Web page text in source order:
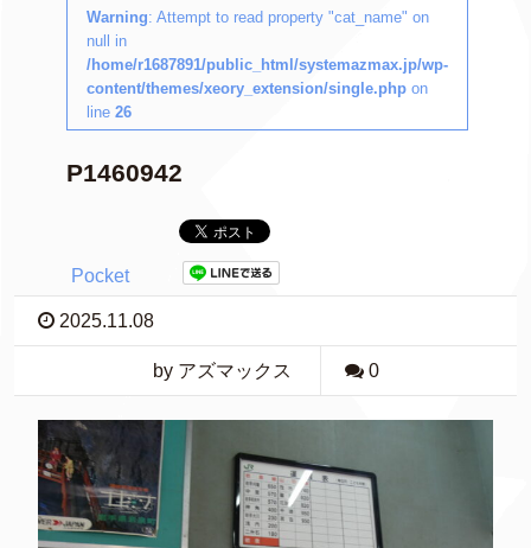
Warning: Attempt to read property "cat_name" on
null in
/home/r1687891/public_html/systemazmax.jp/wp-
content/themes/xeory_extension/single.php on
line 26
P1460942
Pocket
2025.11.08
by アズマックス 0